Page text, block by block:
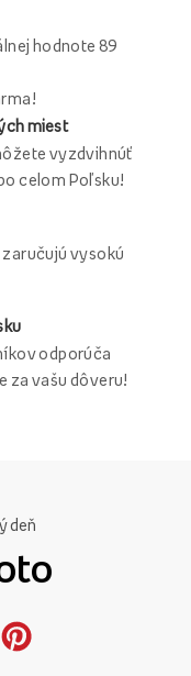
hodnote 89
miest
vyzdvihnúť
celom Poľsku!
vysokú
odporúča
za vašu dôveru!
deň